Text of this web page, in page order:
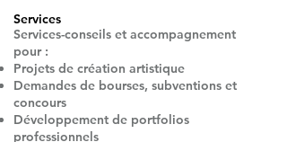
Services
Services-conseils et accompagnement
pour :
Projets de création artistique
Demandes de bourses, subventions et
concours
Développement de portfolios
professionnels